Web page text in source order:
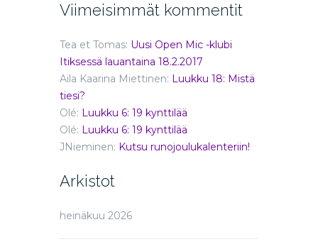
Viimeisimmät kommentit
Tea et Tomas: Uusi Open Mic -klubi
Itiksessä lauantaina 18.2.2017
Aila Kaarina Miettinen: Luukku 18: Mistä
tiesi?
Olé: Luukku 6: 19 kynttilää
Olé: Luukku 6: 19 kynttilää
JNieminen: Kutsu runojoulukalenteriin!
Arkistot
heinäkuu 2026